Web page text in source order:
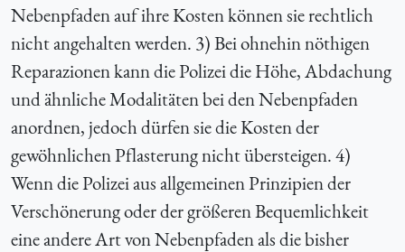
Nebenpfaden auf ihre Kosten können sie rechtlich
nicht angehalten werden. 3) Bei ohnehin nöthigen
Reparazionen kann die Polizei die Höhe, Abdachung
und ähnliche Modalitäten bei den Nebenpfaden
anordnen, jedoch dürfen sie die Kosten der
gewöhnlichen Pflasterung nicht übersteigen. 4)
Wenn die Polizei aus allgemeinen Prinzipien der
Verschönerung oder der größeren Bequemlichkeit
eine andere Art von Nebenpfaden als die bisher